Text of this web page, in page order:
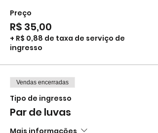
Preço
R$ 35,00
+ R$ 0,88 de taxa de serviço de
ingresso
Vendas encerradas
Tipo de ingresso
Par de luvas
Mais informações